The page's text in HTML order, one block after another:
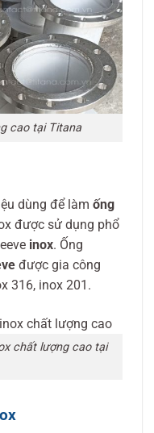
cao tại Titana
dùng để làm ống
được sử dụng phổ
inox. Ống
được gia công
316, inox 201.
chất lượng cao tại